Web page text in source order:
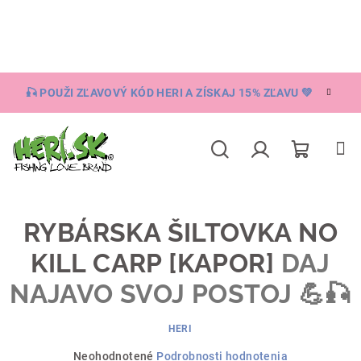
🎣 POUŽI ZĽAVOVÝ KÓD HERI A ZÍSKAJ 15% ZĽAVU 💚
košík
RYBÁRSKA ŠILTOVKA NO
KILL CARP [KAPOR] DAJ
NAJAVO SVOJ POSTOJ 💪🎣
HERI
Priemerné
Neohodnotené Podrobnosti hodnotenia